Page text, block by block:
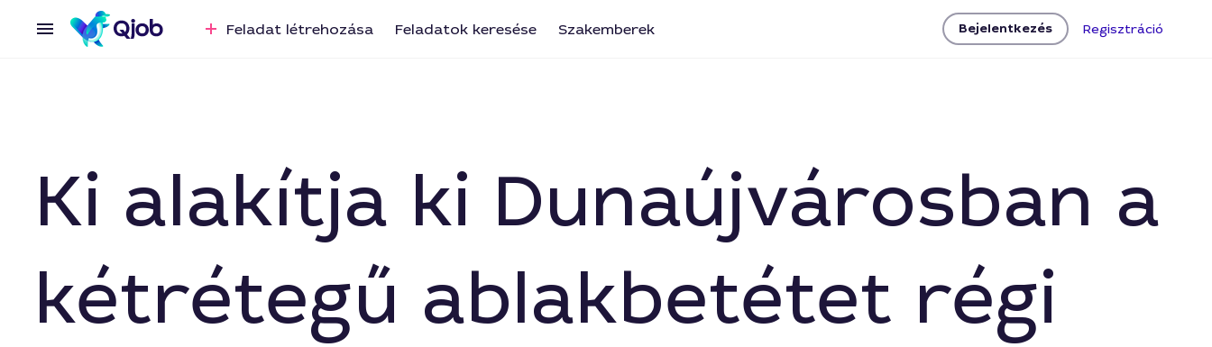
Feladat létrehozása Feladatok keresése Szakemberek Bejelentkezés Regisztráció
Ki alakítja ki Dunaújvárosban a
kétrétegű ablakbetétet régi